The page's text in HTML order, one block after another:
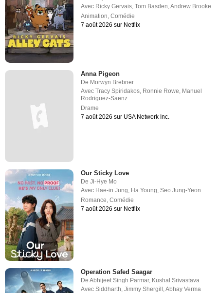
Avec Ricky Gervais,Tom Basden,Andrew Brooke
Animation,Comédie
7 août 2026 sur Netflix
Anna Pigeon
De Morwyn Brebner
AvecTracy Spiridakos, Ronnie Rowe, Manuel
Rodriguez-Saenz
Drame
7 août 2026 sur USA Network Inc.
Our Sticky Love
DeJi-Hye Mo
Avec Hae-in Jung Ha Young ,Seo Jung-Yeon
Romance ,Comédie
7 août 2026 sur Netflix
Operation Safed Saagar
DeAbhijeet Singh Parmar, Kushal Srivastava
AvecSiddharth,Jimmy Shergill ,Abhay Verma